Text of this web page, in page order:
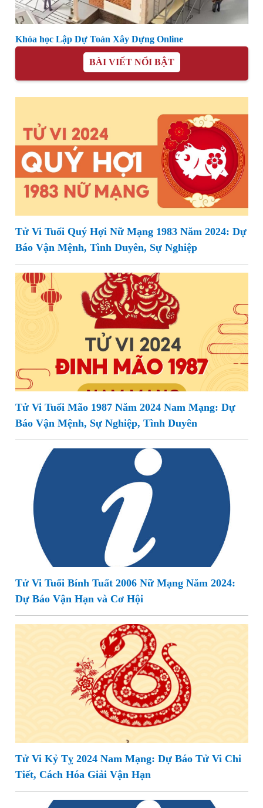
Khóa học Lập Dự Toán Xây Dựng Online
BÀI VIẾT NỔI BẬT
Tử Vi Tuổi Quý Hợi Nữ Mạng 1983 Năm 2024: Dự
Báo Vận Mệnh, Tình Duyên, Sự Nghiệp
Tử Vi Tuổi Mão 1987 Năm 2024 Nam Mạng: Dự
Báo Vận Mệnh, Sự Nghiệp, Tình Duyên
Tử Vi Tuổi Bính Tuất 2006 Nữ Mạng Năm 2024:
Dự Báo Vận Hạn và Cơ Hội
Tử Vi Kỷ Tỵ 2024 Nam Mạng: Dự Báo Tử Vi Chi
Tiết, Cách Hóa Giải Vận Hạn